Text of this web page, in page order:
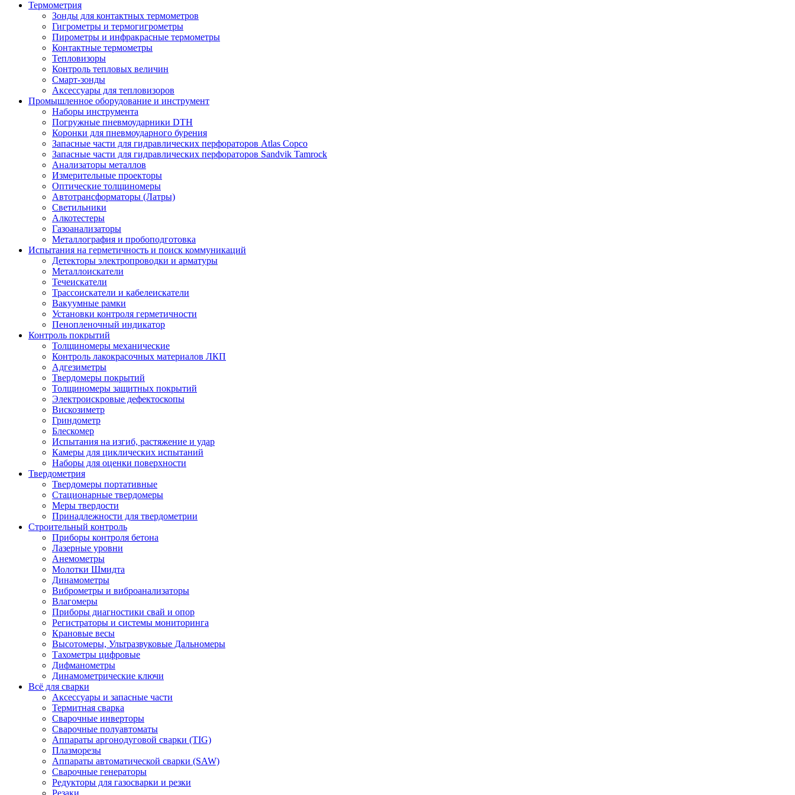
Термометрия
Зонды для контактных термометров
Гигрометры и термогигрометры
Пирометры и инфракрасные термометры
Контактные термометры
Тепловизоры
Контроль тепловых величин
Смарт-зонды
Аксессуары для тепловизоров
Промышленное оборудование и инструмент
Наборы инструмента
Погружные пневмоударники DTH
Коронки для пневмоударного бурения
Запасные части для гидравлических перфораторов Atlas Copco
Запасные части для гидравлических перфораторов Sandvik Tamrock
Анализаторы металлов
Измерительные проекторы
Оптические толщиномеры
Автотрансформаторы (Латры)
Светильники
Алкотестеры
Газоанализаторы
Металлография и пробоподготовка
Испытания на герметичность и поиск коммуникаций
Детекторы электропроводки и арматуры
Металлоискатели
Течеискатели
Трассоискатели и кабелеискатели
Вакуумные рамки
Установки контроля герметичности
Пенопленочный индикатор
Контроль покрытий
Толщиномеры механические
Контроль лакокрасочных материалов ЛКП
Адгезиметры
Твердомеры покрытий
Толщиномеры защитных покрытий
Электроискровые дефектоскопы
Вискозиметр
Гриндометр
Блескомер
Испытания на изгиб, растяжение и удар
Камеры для циклических испытаний
Наборы для оценки поверхности
Твердометрия
Твердомеры портативные
Стационарные твердомеры
Меры твердости
Принадлежности для твердометрии
Строительный контроль
Приборы контроля бетона
Лазерные уровни
Анемометры
Молотки Шмидта
Динамометры
Виброметры и виброанализаторы
Влагомеры
Приборы диагностики свай и опор
Регистраторы и системы мониторинга
Крановые весы
Высотомеры, Ультразвуковые Дальномеры
Тахометры цифровые
Дифманометры
Динамометрические ключи
Всё для сварки
Аксессуары и запасные части
Термитная сварка
Сварочные инверторы
Сварочные полуавтоматы
Аппараты аргонодуговой сварки (TIG)
Плазморезы
Аппараты автоматической сварки (SAW)
Сварочные генераторы
Редукторы для газосварки и резки
Резаки